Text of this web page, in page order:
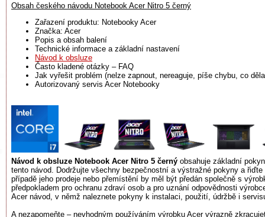
Obsah českého návodu Notebook Acer Nitro 5 černý
Zařazení produktu: Notebooky Acer
Značka: Acer
Popis a obsah balení
Technické informace a základní nastavení
Návod k obsluze
Často kladené otázky – FAQ
Jak vyřešit problém (nelze zapnout, nereaguje, píše chybu, co
Autorizovaný servis Acer Notebooky
Návod k obsluze Notebook Acer Nitro 5 černý obsahuje základní
tento návod. Dodržujte všechny bezpečnostní a výstražné pokyny a
případě jeho prodeje nebo přemístění by měl být předán společně s
předpokladem pro ochranu zdraví osob a pro uznání odpovědnosti
Acer návod, v němž naleznete pokyny k instalaci, použití, údržbě i
A nezapomeňte – nevhodným používáním výrobku Acer výrazně